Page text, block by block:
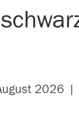
2026 |